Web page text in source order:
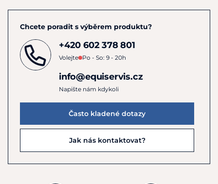
Chcete poradit s výběrem produktu?
+420 602 378 801
Volejte Po - So: 9 - 20h
info@equiservis.cz
Napište nám kdykoli
Často kladené dotazy
Jak nás kontaktovat?